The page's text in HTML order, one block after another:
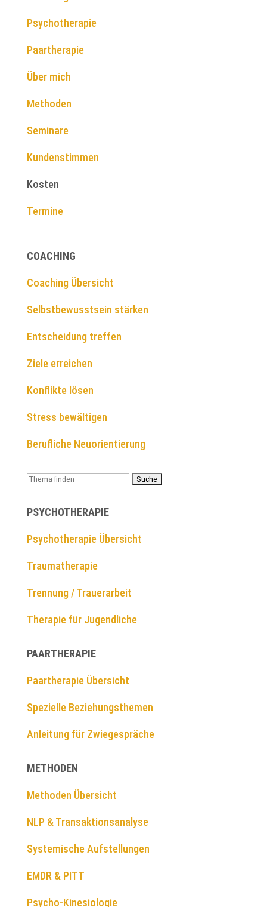
Psychotherapie
Paartherapie
Über mich
Methoden
Seminare
Kundenstimmen
Kosten
Termine
COACHING
Coaching Übersicht
Selbstbewusstsein stärken
Entscheidung treffen
Ziele erreichen
Konflikte lösen
Stress bewältigen
Berufliche Neuorientierung
Suchen
PSYCHOTHERAPIE
Psychotherapie Übersicht
Traumatherapie
Trennung / Trauerarbeit
Therapie für Jugendliche
PAARTHERAPIE
Paartherapie Übersicht
Spezielle Beziehungsthemen
Anleitung für Zwiegespräche
METHODEN
Methoden Übersicht
NLP & Transaktionsanalyse
Systemische Aufstellungen
EMDR & PITT
Psycho-Kinesiologie